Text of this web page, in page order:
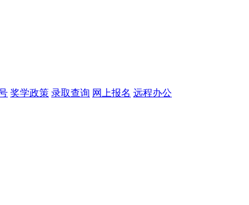
奖学政策 录取查询 网上报名 远程办公